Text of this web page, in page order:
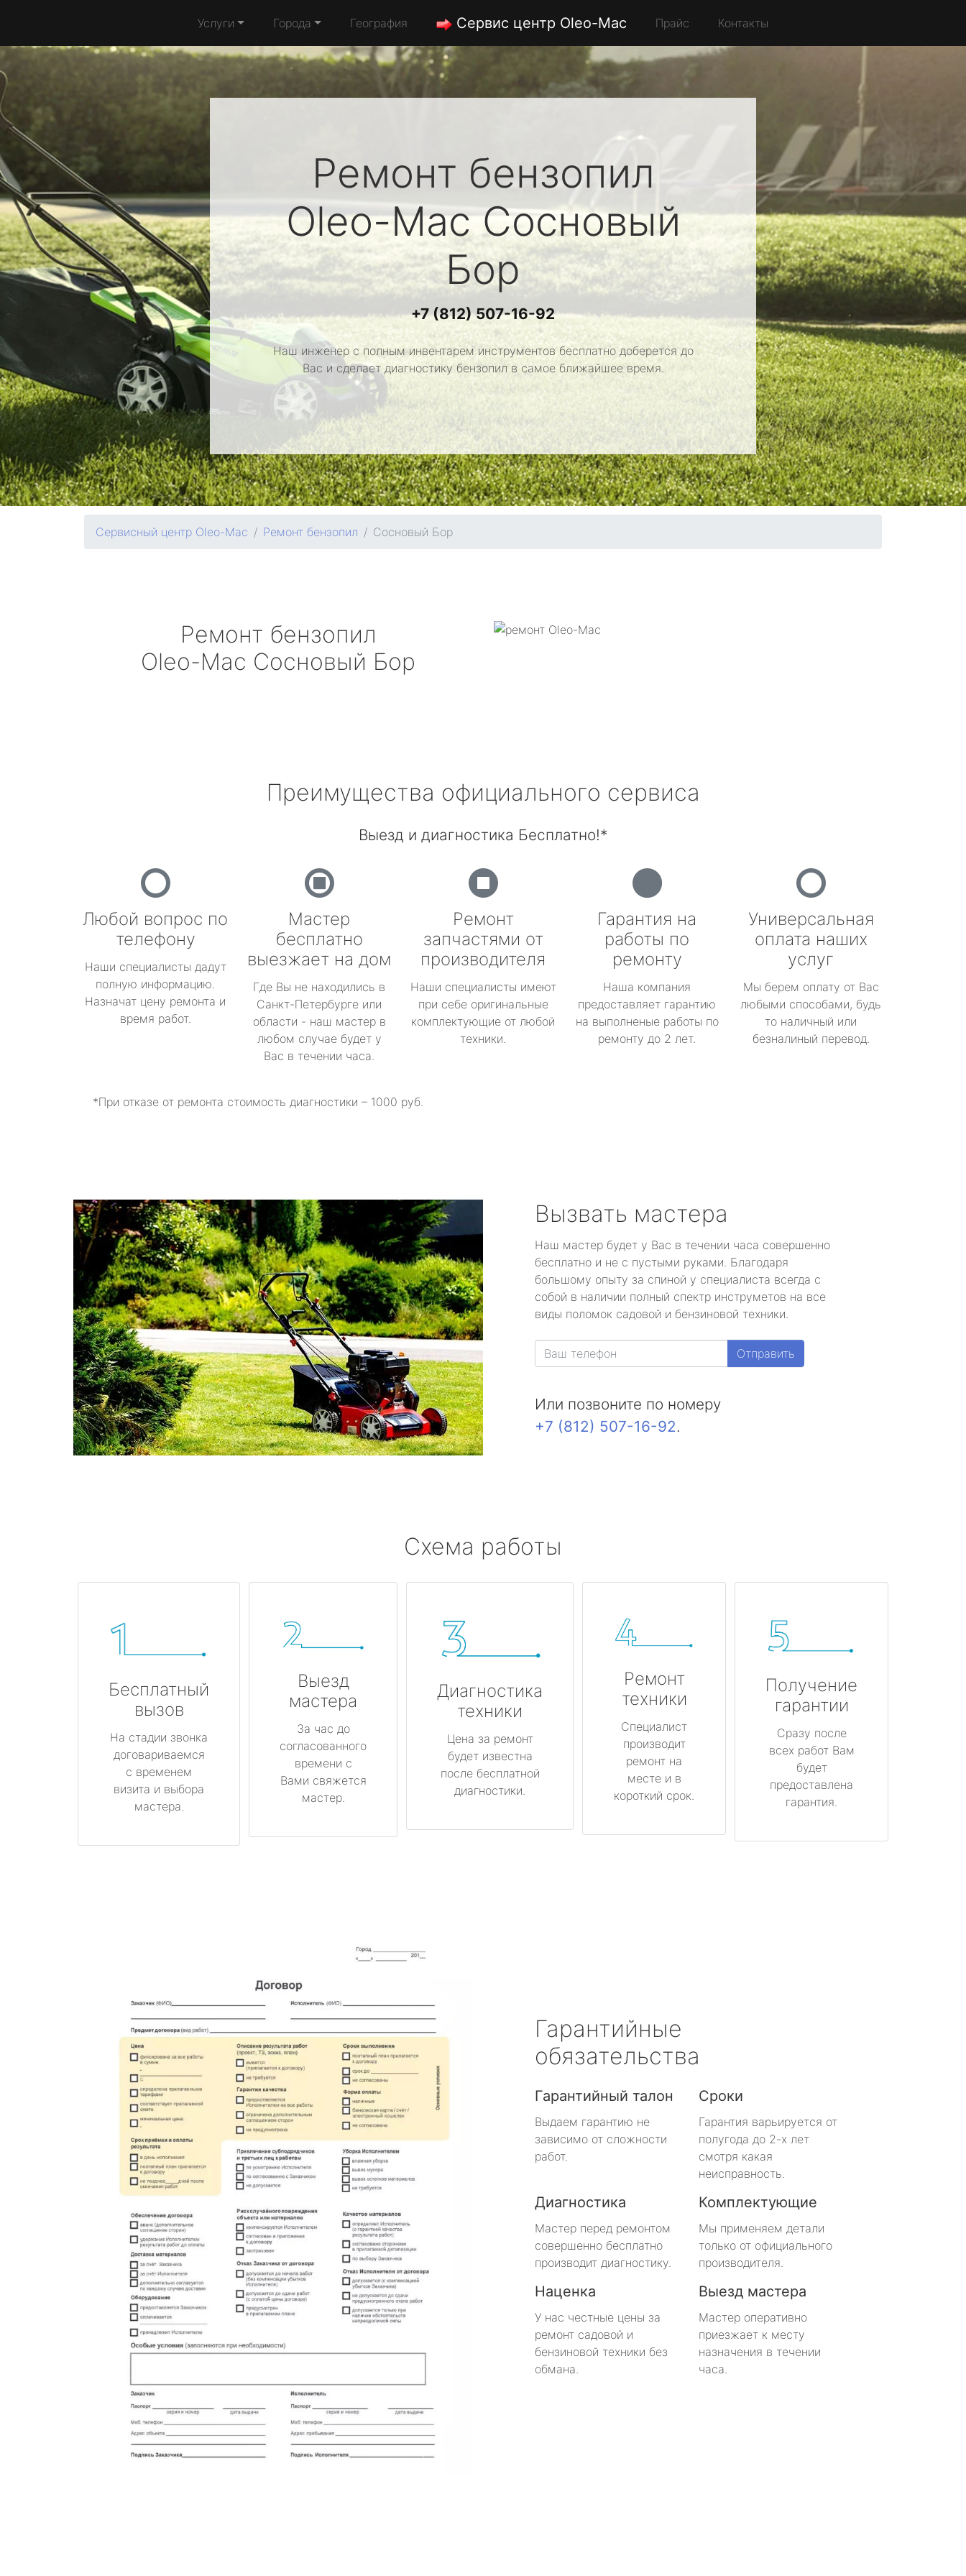
Услуги Города География Сервис центр Oleo-Mac Прайс Контакты
Ремонт бензопил
Oleo-MacСосновый
Бор
+7 (812) 507-16-92
Наш инженер с полным инвентарем инструментов бесплатно доберется до
Вас и сделает диагностику бензопил в самое ближайшее время.
Сервисный центр Oleo-Mac Ремонт бензопил Сосновый Бор
Ремонт бензопил
Oleo-Mac Сосновый Бор
Преимущества официального сервиса
Выезд и диагностика Бесплатно!*
Любой вопрос по
телефону
Наши специалисты дадут
полную информацию.
Назначат цену ремонта и
время работ.
Мастер
бесплатно
выезжает на дом
Где Вы не находились в
Санкт-Петербурге или
области - наш мастер в
любом случае будет у
Вас в течении часа.
Ремонт
запчастями от
производителя
Наши специалисты имеют
при себе оригинальные
комплектующие от любой
техники.
Гарантия на
работы по
ремонту
Наша компания
предоставляет гарантию
на выполненые работы по
ремонту до 2 лет.
Универсальная
оплата наших
услуг
Мы берем оплату от Вас
любыми способами, будь
то наличный или
безналиный перевод.
*При отказе от ремонта стоимость диагностики – 1000 руб.
Вызвать мастера
Наш мастер будет у Вас в течении часа совершенно
бесплатно и не с пустыми руками. Благодаря
большому опыту за спиной у специалиста всегда с
собой в наличии полный спектр инструметов на все
виды поломок садовой и бензиновой техники.
Отправить
Или позвоните по номеру
+7 (812) 507-16-92.
Схема работы
Бесплатный
вызов
На стадии звонка
договариваемся
с временем
визита и выбора
мастера.
Выезд
мастера
За час до
согласованного
времени с
Вами свяжется
мастер.
Диагностика
техники
Цена за ремонт
будет известна
после бесплатной
диагностики.
Ремонт
техники
Специалист
производит
ремонт на
месте и в
короткий срок.
Получение
гарантии
Сразу после
всех работ Вам
будет
предоставлена
гарантия.
Гарантийные
обязательства
Гарантийный талон
Выдаем гарантию не
зависимо от сложности
работ.
Сроки
Гарантия варьируется от
полугода до 2-х лет
смотря какая
неисправность.
Диагностика
Мастер перед ремонтом
совершенно бесплатно
производит диагностику.
Комплектующие
Мы применяем детали
только от официального
производителя.
Наценка
У нас честные цены за
ремонт садовой и
бензиновой техники без
обмана.
Выезд мастера
Мастер оперативно
приезжает к месту
назначения в течении
часа.